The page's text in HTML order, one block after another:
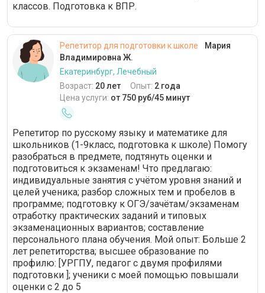
классов. Подготовка к ВПР.
Репетитор для подготовки к школе
Мария
Владимировна Ж.
Екатеринбург, Лечебный
Возраст: 20 лет Опыт: 2 года
Цена услуги: от 750 руб/45 минут
Репетитор по русскому языку и математике для
школьников (1-9класс, подготовка к школе) Помогу
разобраться в предмете, подтянуть оценки и
подготовиться к экзаменам! Что предлагаю:
индивидуальные занятия с учётом уровня знаний и
целей ученика; разбор сложных тем и пробелов в
программе; подготовку к ОГЭ/зачётам/экзаменам
отработку практических заданий и типовых
экзаменационных вариантов; составление
персонального плана обучения. Мой опыт: Больше 2
лет репетиторства; высшее образование по
профилю: [УРГПУ, педагог с двумя профилями
подготовки ]; ученики с моей помощью повышали
оценки с 2 до 5